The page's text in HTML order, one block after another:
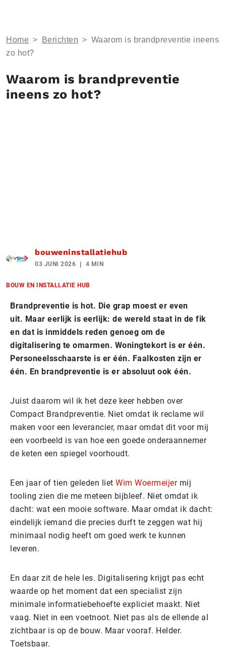
Home > Berichten > Waarom is brandpreventie ineens
zo hot?
Waarom is brandpreventie
ineens zo hot?
bouweninstallatiehub
03 JUNI 2026 4 MIN
BOUW EN INSTALLATIE HUB
Brandpreventie is hot. Die grap moest er even
uit. Maar eerlijk is eerlijk: de wereld staat in de fik
en dat is inmiddels reden genoeg om de
digitalisering te omarmen. Woningtekort is er één.
Personeelsschaarste is er één. Faalkosten zijn er
één. En brandpreventie is er absoluut ook één.
Juist daarom wil ik het deze keer hebben over
Compact Brandpreventie. Niet omdat ik reclame wil
maken voor een leverancier, maar omdat dit voor mij
een voorbeeld is van hoe een goede onderaannemer
de keten een spiegel voorhoudt.
Een jaar of tien geleden liet Wim Woermeijermij
tooling zien die me meteen bijbleef. Niet omdat ik
dacht: wat een mooie software. Maar omdat ik dacht:
eindelijk iemand die precies durft te zeggen wat hij
minimaal nodig heeft om goed werk te kunnen
leveren.
En daar zit de hele les. Digitalisering krijgt pas echt
waarde op het moment dat een specialist zijn
minimale informatiebehoefte expliciet maakt. Niet
vaag. Niet in een voetnoot. Niet pas als de ellende al
zichtbaar is op de bouw. Maar vooraf. Helder.
Toetsbaar.